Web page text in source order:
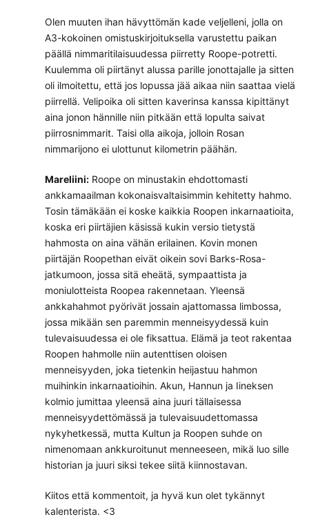
Olen muuten ihan hävyttömän kade veljelleni, jolla on
A3-kokoinen omistuskirjoituksella varustettu paikan
päällä nimmaritilaisuudessa piirretty Roope-potretti.
Kuulemma oli piirtänyt alussa parille jonottajalle ja sitten
oli ilmoitettu, että jos lopussa jää aikaa niin saattaa vielä
piirrellä. Velipoika oli sitten kaverinsa kanssa kipittänyt
aina jonon hännille niin pitkään että lopulta saivat
piirrosnimmarit. Taisi olla aikoja, jolloin Rosan
nimmarijono ei ulottunut kilometrin päähän.
Mareliini: Roope on minustakin ehdottomasti
ankkamaailman kokonaisvaltaisimmin kehitetty hahmo.
Tosin tämäkään ei koske kaikkia Roopen inkarnaatioita,
koska eri piirtäjien käsissä kukin versio tietystä
hahmosta on aina vähän erilainen. Kovin monen
piirtäjän Roopethan eivät oikein sovi Barks-Rosa-
jatkumoon, jossa sitä eheätä, sympaattista ja
moniulotteista Roopea rakennetaan. Yleensä
ankkahahmot pyörivät jossain ajattomassa limbossa,
jossa mikään sen paremmin menneisyydessä kuin
tulevaisuudessa ei ole fiksattua. Elämä ja teot rakentaa
Roopen hahmolle niin autenttisen oloisen
menneisyyden, joka tietenkin heijastuu hahmon
muihinkin inkarnaatioihin. Akun, Hannun ja Iineksen
kolmio jumittaa yleensä aina juuri tällaisessa
menneisyydettömässä ja tulevaisuudettomassa
nykyhetkessä, mutta Kultun ja Roopen suhde on
nimenomaan ankkuroitunut menneeseen, mikä luo sille
historian ja juuri siksi tekee siitä kiinnostavan.
Kiitos että kommentoit, ja hyvä kun olet tykännyt
kalenterista. <3